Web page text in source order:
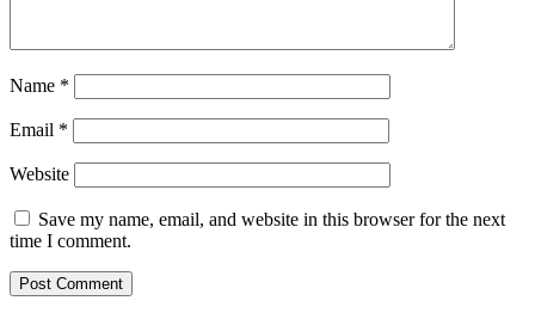
Name *
Email *
Website
Save my name, email, and website in this browser for the next
time I comment.